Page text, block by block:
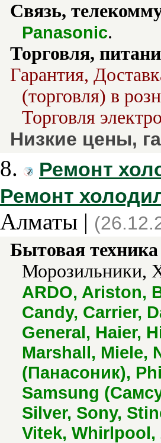
Связь,
Panasonic.
Торговля,
Гарантия,
(торговля) в
Торговля
Низкие цены,
8.
Ремонт
Ремонт
Алматы |
Бытовая
Морозильники,
ARDO, Ariston,
Candy, Carrier,
General, Haier,
Marshall, Miele,
(Панасоник),
Samsung
Silver, Sony,
Vitek,